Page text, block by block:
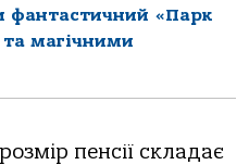
фантастичний «Парк
та магічними
пенсії складає